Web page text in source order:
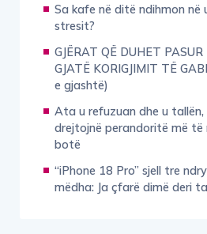
Sa kafe në ditë ndihmon në
stresit?
GJËRAT QË DUHET PASUR
GJATË KORIGJIMIT TË
e gjashtë)
Ata u refuzuan dhe u
drejtojnë perandoritë më të
botë
“iPhone 18 Pro” sjell tre
mëdha: Ja çfarë dimë deri